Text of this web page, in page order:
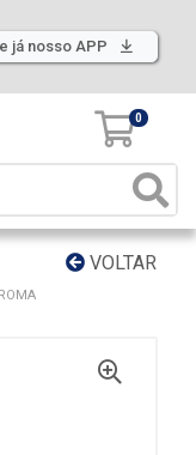
já nosso APP
0
VOLTAR